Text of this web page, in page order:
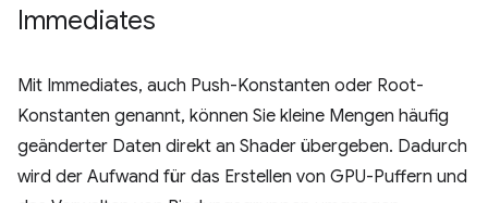
Immediates
Mit Immediates, auch Push-Konstanten oder Root-
Konstanten genannt, können Sie kleine Mengen häufig
geänderter Daten direkt an Shader übergeben. Dadurch
wird der Aufwand für das Erstellen von GPU-Puffern und